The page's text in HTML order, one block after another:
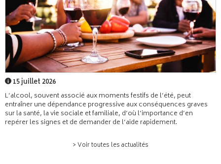
15 juillet 2026
L’alcool, souvent associé aux moments festifs de l’été, peut
entraîner une dépendance progressive aux conséquences graves
sur la santé, la vie sociale et familiale, d’où l’importance d’en
repérer les signes et de demander de l’aide rapidement.
> Voir toutes les actualités